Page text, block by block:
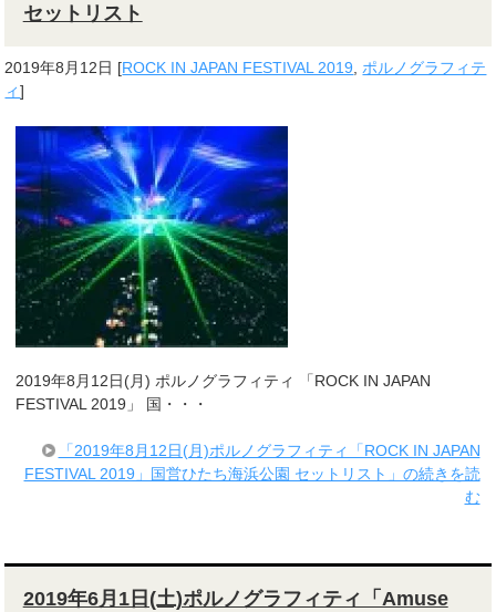
セットリスト
2019年8月12日 [ROCK IN JAPAN FESTIVAL 2019
ポルノグラフィテ
ィ]
2019年8月12日(月) ポルノグラフィティ 「ROCK IN JAPAN
FESTIVAL 2019」 国・・・
「2019年8月12日(月)ポルノグラフィティ「ROCK IN JAPAN
FESTIVAL 2019」国営ひたち海浜公園 セットリスト」の続きを読
む
2019年6月1日(土)ポルノグラフィティ「Amuse